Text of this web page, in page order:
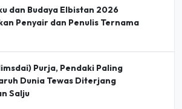
dan Budaya Elbistan 2026
Penyair dan Penulis Ternama
Purja, Pendaki Paling
Dunia Tewas Diterjang
Salju